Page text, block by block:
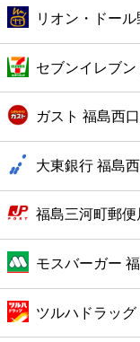
公共
病院
ホテル
リオン・ドー
セブンイレブ
ガスト 福島西
大東銀行 福島
福島三河町郵便
モスバーガー
ツルハドラッ